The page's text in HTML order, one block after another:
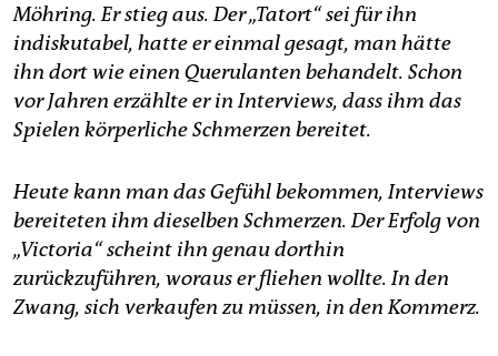
Möhring. Er stieg aus. Der „Tatort“ sei für ihn
indiskutabel, hatte er einmal gesagt, man hätte
ihn dort wie einen Querulanten behandelt. Schon
vor Jahren erzählte er in Interviews, dass ihm das
Spielen körperliche Schmerzen bereitet.
Heute kann man das Gefühl bekommen, Interviews
bereiteten ihm dieselben Schmerzen. Der Erfolg von
„Victoria“ scheint ihn genau dorthin
zurückzuführen, woraus er fliehen wollte. In den
Zwang, sich verkaufen zu müssen, in den Kommerz.